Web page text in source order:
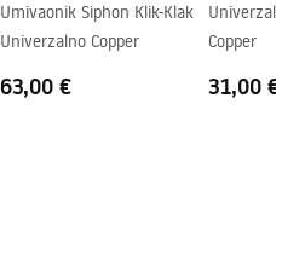
NE
Umivaonik Siphon Klik-Klak
Univerzalno Copper
63,00 €
Univerzalni
Copper
31,00 €